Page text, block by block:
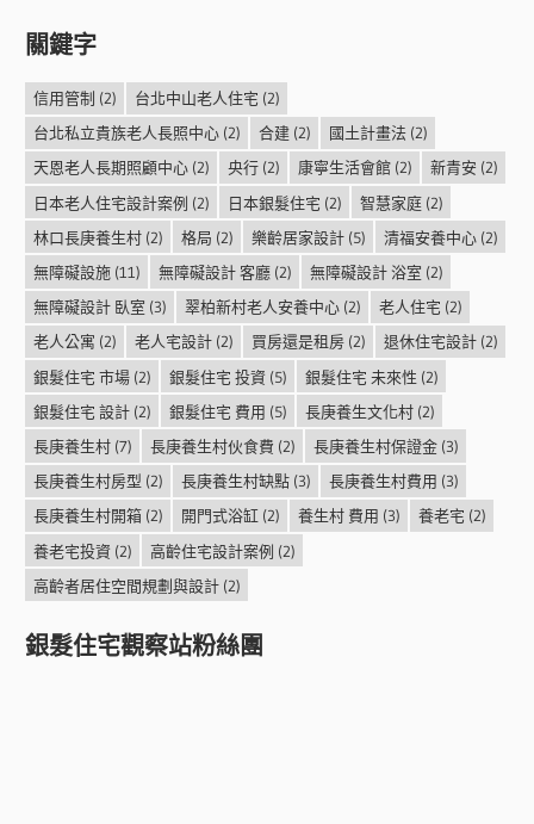
關鍵字
信用管制 (2) 台北中山老人住宅 (2)
台北私立貴族老人長照中心(2) 合建(2) 國土計畫法(2)
天恩老人長期照顧中心(2) 央行(2) 康寧生活會館(2) 新青安 (2)
日本老人住宅設計案例 (2) 日本銀髮住宅 (2) 智慧家庭(2)
林口長庚養生村(2) 格局 (2) 樂齡居家設計(5) 清福安養中心(2)
無障礙設施(11) 無障礙設計 客廳(2) 無障礙設計 浴室 (2)
無障礙設計 臥室 (3) 翠柏新村老人安養中心(2) 老人住宅 (2)
老人公寓 (2) 老人宅設計(2) 買房還是租房(2) 退休住宅設計(2)
銀髮住宅 市場(2) 銀髮住宅 投資(5) 銀髮住宅 未來性 (2)
銀髮住宅 設計(2) 銀髮住宅 費用 (5) 長庚養生文化村(2)
長庚養生村(7) 長庚養生村伙食費 (2) 長庚養生村保證金(3)
長庚養生村房型 (2) 長庚養生村缺點(3) 長庚養生村費用 (3)
長庚養生村開箱(2) 開門式浴缸(2) 養生村 費用 (3) 養老宅 (2)
養老宅投資(2) 高齡住宅設計案例 (2)
高齡者居住空間規劃與設計(2)
銀髮住宅觀察站粉絲團